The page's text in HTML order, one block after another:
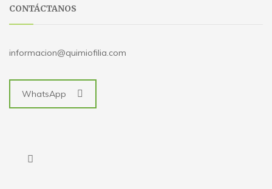
CONTÁCTANOS
informacion@quimiofilia.com
WhatsApp